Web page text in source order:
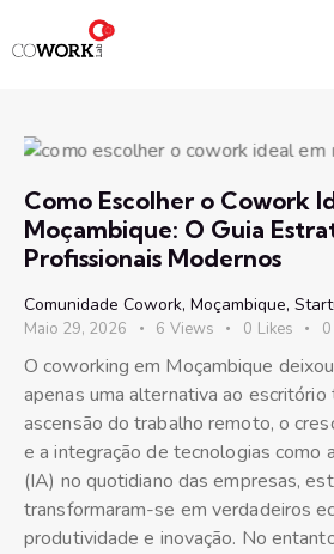
Como Escolher o Cowork
Moçambique: O Guia
Profissionais Modernos
Comunidade Cowork, Moçambique,
Maio 29, 2026 6 Views 0 Likes 0
O coworking em Moçambique
apenas uma alternativa ao escritório
ascensão do trabalho remoto, o
e a integração de tecnologias como
(IA) no quotidiano das empresas,
transformaram-se em verdadeiros
produtividade e inovação. No